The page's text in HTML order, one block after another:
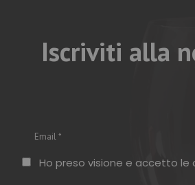
Iscriviti alla
VuotoHo preso visione e accetto le